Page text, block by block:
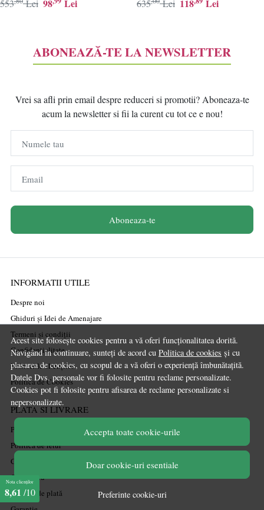
Acest site folosește cookies pentru a vă oferi funcționalitatea dorită.
Navigând în continuare, sunteți de acord cu Politica de cookies și cu
plasarea de cookies, cu scopul de a vă oferi o experiență îmbunătațită.
Datele Dvs. personale vor fi folosite pentru reclame personalizate.
Cookies pot fi folosite pentru afisarea de reclame personalizate si
nepersonalizate.
Accepta toate cookie-urile
Doar cookie-uri esentiale
Preferinte cookie-uri
98 Lei
553 Lei 118 Lei
635 Lei
ABONEAZĂ-TE LA NEWSLETTER
Vrei sa afli prin email despre reduceri si promotii? Aboneaza-te
acum la newsletter si fii la curent cu tot ce e nou!
Numele tau
Email
Aboneaza-te
INFORMATII UTILE
Despre noi
Ghiduri și Idei de Amenajare
Termeni și condiții
Confidențialitate
Mărturiile clienților
Politica de Cookies
PLATA SI LIVRARE
Politica de transport
Politica de retur
Cum cumpăr
Coșul meu
Metode de plată
Nota clienților
8,61 /10